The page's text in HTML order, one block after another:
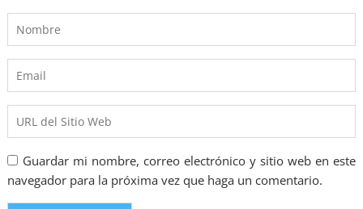
Guardar mi nombre, correo electrónico y sitio web en este
navegador para la próxima vez que haga un comentario.